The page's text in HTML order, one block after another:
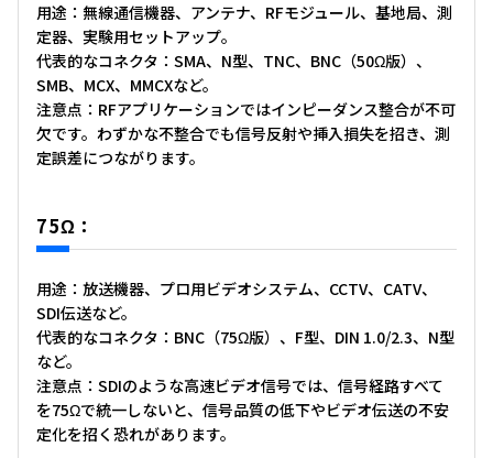
用途：無線通信機器、アンテナ、RFモジュール、基地局、測
定器、実験用セットアップ。
代表的なコネクタ：SMA、N型、TNC、BNC（50Ω版）、
SMB、MCX、MMCXなど。
注意点：RFアプリケーションではインピーダンス整合が不可
欠です。わずかな不整合でも信号反射や挿入損失を招き、測
定誤差につながります。
75Ω：
用途：放送機器、プロ用ビデオシステム、CCTV、CATV、
SDI伝送など。
代表的なコネクタ：BNC（75Ω版）、F型、DIN 1.0/2.3、N型
など。
注意点：SDIのような高速ビデオ信号では、信号経路すべて
を75Ωで統一しないと、信号品質の低下やビデオ伝送の不安
定化を招く恐れがあります。